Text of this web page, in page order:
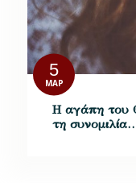
5
ΜΑΡ
Η αγάπη του
τη